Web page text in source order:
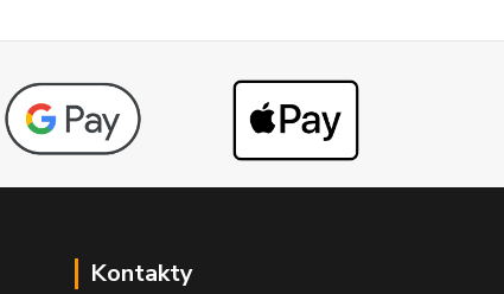
Kontakty